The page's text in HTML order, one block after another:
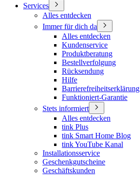
Services
Alles entdecken
Immer für dich da
Alles entdecken
Kundenservice
Produktberatung
Bestellverfolgung
Rücksendung
Hilfe
Barrierefreiheitserklärung
Funktioniert-Garantie
Stets informiert
Alles entdecken
tink Plus
tink Smart Home Blog
tink YouTube Kanal
Installationsservice
Geschenkgutscheine
Geschäftskunden